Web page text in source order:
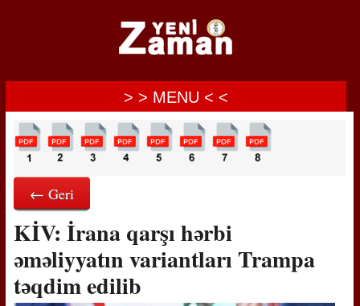
> > MENU < <
← Geri
KİV: İrana qarşı hərbi
əməliyyatın variantları Trampa
təqdim edilib